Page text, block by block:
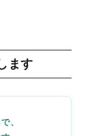
ます
、